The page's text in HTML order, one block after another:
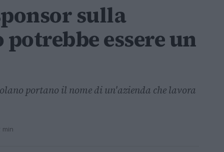
sulla
essere un
portano il nome di un'azienda che lavora
min